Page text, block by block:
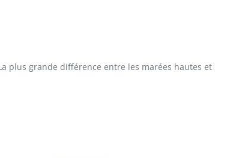
plus grande différence entre les marées hautes et